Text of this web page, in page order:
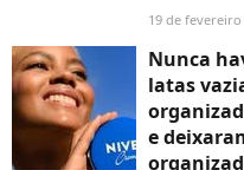
19 de fevereiro
Nunca
latas
e